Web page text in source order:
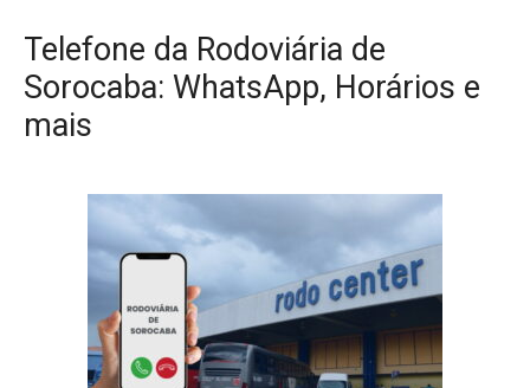
Telefone da Rodoviária de
Sorocaba: WhatsApp, Horários e
mais